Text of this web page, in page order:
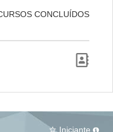
CONCLUÍDOS
star_border Iniciante